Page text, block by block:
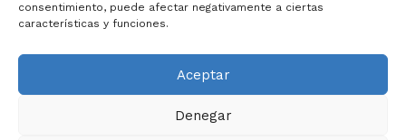
consentimiento, puede afectar negativamente a ciertas
características y funciones.
Aceptar
Denegar
Declaración de Accesibilidad